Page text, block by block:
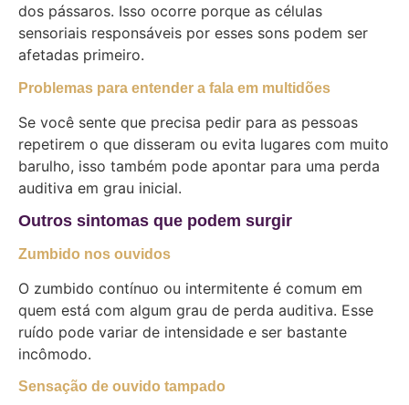
dos pássaros. Isso ocorre porque as células
sensoriais responsáveis por esses sons podem ser
afetadas primeiro.
Problemas para entender a fala em multidões
Se você sente que precisa pedir para as pessoas
repetirem o que disseram ou evita lugares com muito
barulho, isso também pode apontar para uma perda
auditiva em grau inicial.
Outros sintomas que podem surgir
Zumbido nos ouvidos
O zumbido contínuo ou intermitente é comum em
quem está com algum grau de perda auditiva. Esse
ruído pode variar de intensidade e ser bastante
incômodo.
Sensação de ouvido tampado